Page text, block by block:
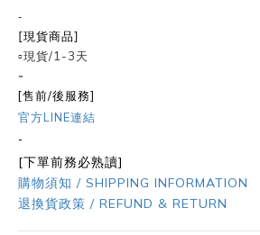
-
[現貨商品]
▫️現貨/1-3天
-
[售前/後服務]
官方LINE連結
-
[下單前務必熟讀]
購物須知 / SHIPPING INFORMATION
退換貨政策 / REFUND & RETURN